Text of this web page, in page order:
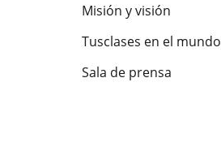
Misión y visión
Tusclases en el mundo
Sala de prensa